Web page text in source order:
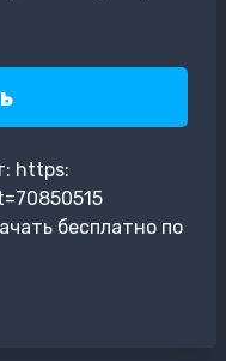
https:
бесплатно по